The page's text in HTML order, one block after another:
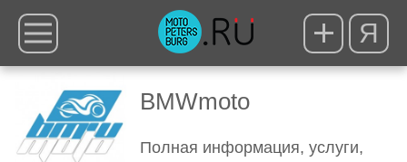
Я
BMWmoto
Полная информация, услуги,